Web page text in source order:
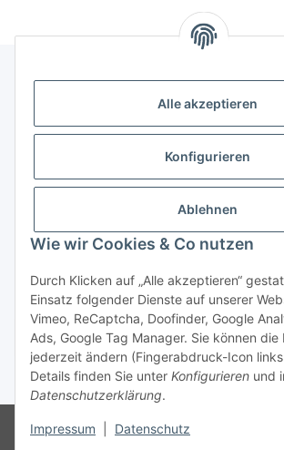
Alle akzeptieren
Konfigurieren
Ablehnen
Wie wir Cookies & Co nutzen
Durch Klicken auf „Alle akzeptieren“
Einsatz folgender Dienste auf unserer
Vimeo, ReCaptcha, Doofinder, Google
Ads, Google Tag Manager. Sie können die
jederzeit ändern (Fingerabdruck-Icon
Details finden Sie unter Konfigurieren und
Datenschutzerklärung.
Impressum Datenschutz
Gesetzliche Informationen
Bestellung wiederrufen
* Alle Preise inkl. gesetzlicher USt., zzgl.Versand
Besucherzähler: 74827924